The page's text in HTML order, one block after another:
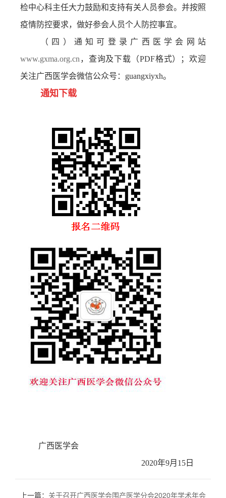
检中心科主任大力鼓励和支持有关人员参会。并按照
疫情防控要求，做好参会人员个人防控事宜。
（四）通知可登录广西医学会网站
www.gxma.org.cn ，查询及下载（PDF格式）；欢迎
关注广西医学会微信公众号：guangxiyxh。
通知下载
广西医学会
2020年9月15日
上一篇： 关于召开广西医学会围产医学分会2020年学术年会